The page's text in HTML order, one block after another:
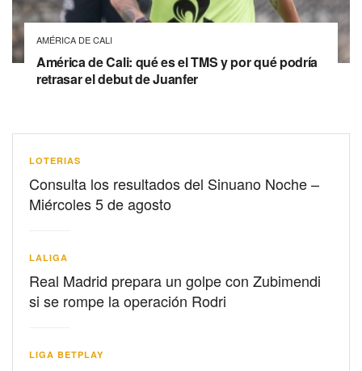
AMÉRICA DE CALI
América de Cali: qué es el TMS y por qué podría
retrasar el debut de Juanfer
LOTERIAS
Consulta los resultados del Sinuano Noche –
Miércoles 5 de agosto
LALIGA
Real Madrid prepara un golpe con Zubimendi
si se rompe la operación Rodri
LIGA BETPLAY